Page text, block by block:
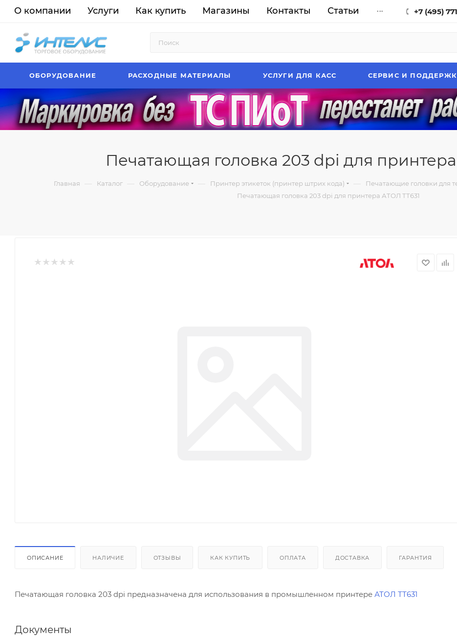
О компании Услуги Как купить Магазины Контакты Статьи ... +7 (495)
ОБОРУДОВАНИЕ РАСХОДНЫЕ МАТЕРИАЛЫ УСЛУГИ ДЛЯ КАСС СЕРВИС И
Печатающая головка 203 dpi для
Главная — Каталог — Оборудование — Принтер этикеток (принтер штрих кода) — Печатающие головки для
Печатающая головка 203 dpi для принтера АТОЛ ТТ631
ОПИСАНИЕ НАЛИЧИЕ ОТЗЫВЫ КАК КУПИТЬ ОПЛАТА ДОСТАВКА ГАРАНТИЯ
Печатающая головка 203 dpi предназначена для использования в промышленном принтере АТОЛ ТТ631
Документы